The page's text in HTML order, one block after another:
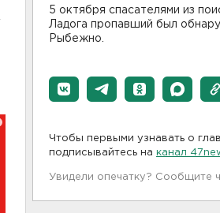
5 октября спасателями из
Ладога пропавший был
Рыбежно.
Чтобы первыми узнавать о
подписывайтесь на канал
Увидели опечатку? Сообщите